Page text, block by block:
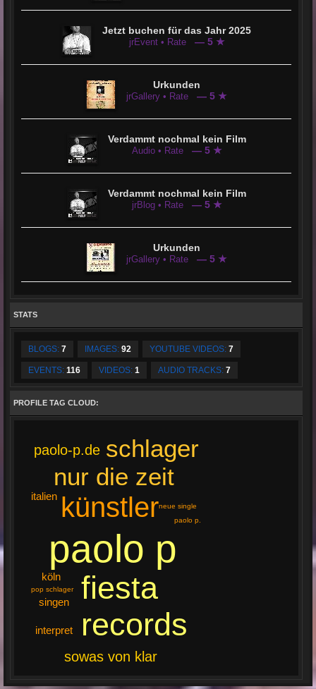
Jetzt buchen für das Jahr 2025
jrEvent • Rate — 5 ★
Urkunden
jrGallery • Rate — 5 ★
Verdammt nochmal kein Film
Audio • Rate — 5 ★
Verdammt nochmal kein Film
jrBlog • Rate — 5 ★
Urkunden
jrGallery • Rate — 5 ★
STATS
BLOGS: 7 IMAGES: 92 YOUTUBE VIDEOS: 7
EVENTS: 116 VIDEOS: 1 AUDIO TRACKS: 7
PROFILE TAG CLOUD:
paolo p
fiesta
records
künstler
nur die zeit
schlager
sowas von klar
paolo-p.de
singen
köln
italien
interpret
pop schlager
neue single
paolo p.